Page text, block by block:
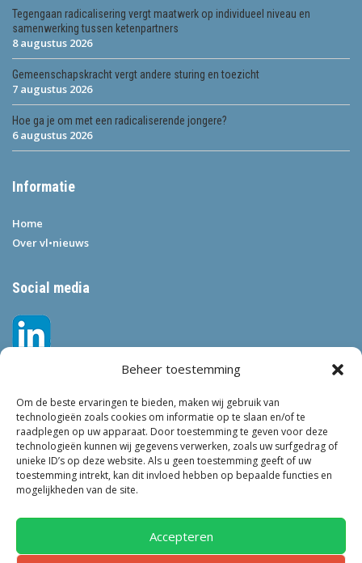
Beheer toestemming
Om de beste ervaringen te bieden, maken wij gebruik van
technologieën zoals cookies om informatie op te slaan en/of te
raadplegen op uw apparaat. Door toestemming te geven voor deze
technologieën kunnen wij gegevens verwerken, zoals uw surfgedrag of
unieke ID’s op deze website. Als u geen toestemming geeft of uw
toestemming intrekt, kan dit invloed hebben op bepaalde functies en
mogelijkheden van de site.
Accepteren
Tegengaan radicalisering vergt maatwerk op individueel niveau en
samenwerking tussen ketenpartners
8 augustus 2026
Gemeenschapskracht vergt andere sturing en toezicht
7 augustus 2026
Hoe ga je om met een radicaliserende jongere?
6 augustus 2026
Informatie
Home
Over vl•nieuws
Social media
Tags
VEILIGHEID LEEFBAARHEID
OM KINDEREN
ONDERMIJNING